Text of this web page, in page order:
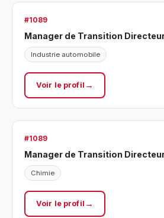
#1089
Manager de Transition Directeur
Industrie automobile
Voir le profil
#1089
Manager de Transition
Chimie
Voir le profil